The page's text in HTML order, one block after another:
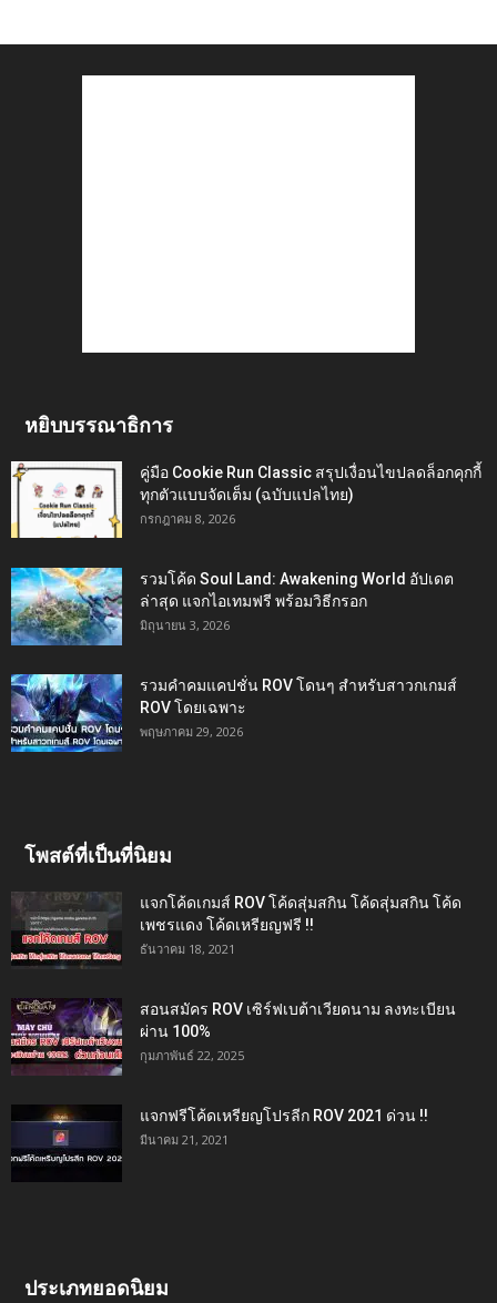
หยิบบรรณาธิการ
คู่มือ Cookie Run Classic สรุปเงื่อนไขปลดล็อกคุกกี้
ทุกตัวแบบจัดเต็ม (ฉบับแปลไทย)
กรกฎาคม 8, 2026
รวมโค้ด Soul Land: Awakening World อัปเดต
ล่าสุด แจกไอเทมฟรี พร้อมวิธีกรอก
มิถุนายน 3, 2026
รวมคำคมแคปชั่น ROV โดนๆ สำหรับสาวกเกมส์
ROV โดยเฉพาะ
พฤษภาคม 29, 2026
โพสต์ที่เป็นที่นิยม
แจกโค้ดเกมส์ ROV โค้ดสุ่มสกิน โค้ดสุ่มสกิน โค้ด
เพชรแดง โค้ดเหรียญฟรี !!
ธันวาคม 18, 2021
สอนสมัคร ROV เซิร์ฟเบต้าเวียดนาม ลงทะเบียน
ผ่าน 100%
กุมภาพันธ์ 22, 2025
แจกฟรีโค้ดเหรียญโปรลีก ROV 2021 ด่วน !!
มีนาคม 21, 2021
ประเภทยอดนิยม